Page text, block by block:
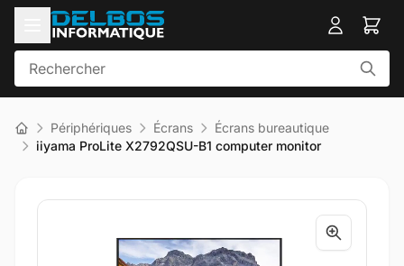
Périphériques Écrans
Écrans bureautique
iiyama ProLite X2792QSU-B1 computer monitor